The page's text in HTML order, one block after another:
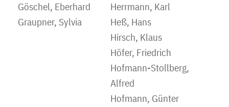
Göschel, Eberhard
Graupner, Sylvia
Herrmann, Karl
Heß, Hans
Hirsch, Klaus
Höfer, Friedrich
Hofmann-Stollberg,
Alfred
Hofmann, Günter